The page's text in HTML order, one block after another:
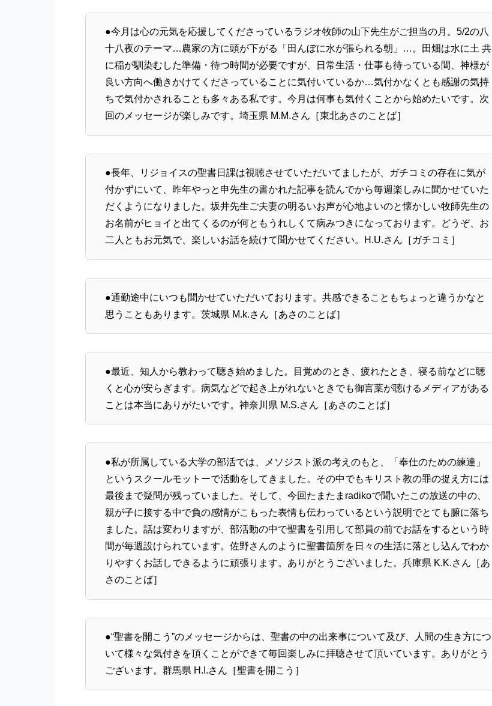
●今月は心の元気を応援してくださっているラジオ牧師の山下先生がご担当の月。5/2の八
十八夜のテーマ…農家の方に頭が下がる「田んぼに水が張られる朝」…。田畑は水に土 共
に稲が馴染むした準備・待つ時間が必要ですが、日常生活・仕事も待っている間、神様が
良い方向へ働きかけてくださっていることに気付いているか…気付かなくとも感謝の気持
ちで気付かされることも多々ある私です。今月は何事も気付くことから始めたいです。次
回のメッセージが楽しみです。埼玉県 M.M.さん［東北あさのことば］
●長年、リジョイスの聖書日課は視聴させていただいてましたが、ガチコミの存在に気が
付かずにいて、昨年やっと申先生の書かれた記事を読んでから毎週楽しみに聞かせていた
だくようになりました。坂井先生ご夫妻の明るいお声が心地よいのと懐かしい牧師先生の
お名前がヒョイと出てくるのが何ともうれしくて病みつきになっております。どうぞ、お
二人ともお元気で、楽しいお話を続けて聞かせてください。H.U.さん［ガチコミ］
●通勤途中にいつも聞かせていただいております。共感できることもちょっと違うかなと
思うこともあります。茨城県 M.k.さん［あさのことば］
●最近、知人から教わって聴き始めました。目覚めのとき、疲れたとき、寝る前などに聴
くと心が安らぎます。病気などで起き上がれないときでも御言葉が聴けるメディアがある
ことは本当にありがたいです。神奈川県 M.S.さん［あさのことば］
●私が所属している大学の部活では、メソジスト派の考えのもと、「奉仕のための練達」
というスクールモットーで活動をしてきました。その中でもキリスト教の罪の捉え方には
最後まで疑問が残っていました。そして、今回たまたまradikoで聞いたこの放送の中の、
親が子に接する中で負の感情がこもった表情も伝わっているという説明でとても腑に落ち
ました。話は変わりますが、部活動の中で聖書を引用して部員の前でお話をするという時
間が毎週設けられています。佐野さんのように聖書箇所を日々の生活に落とし込んでわか
りやすくお話しできるように頑張ります。ありがとうございました。兵庫県 K.K.さん［あ
さのことば］
●“聖書を開こう”のメッセージからは、聖書の中の出来事について及び、人間の生き方につ
いて様々な気付きを頂くことができて毎回楽しみに拝聴させて頂いています。ありがとう
ございます。群馬県 H.I.さん［聖書を開こう］